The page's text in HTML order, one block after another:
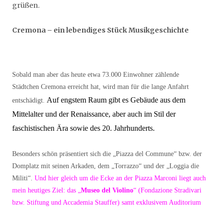
grüßen.
Cremona – ein lebendiges Stück Musikgeschichte
Sobald man aber das heute etwa 73.000 Einwohner zählende
Städtchen Cremona erreicht hat, wird man für die lange Anfahrt
entschädigt. Auf engstem Raum gibt es Gebäude aus dem
Mittelalter und der Renaissance, aber auch im Stil der
faschistischen Ära sowie des 20. Jahrhunderts.
Besonders schön präsentiert sich die „Piazza del Commune“ bzw. der
Domplatz mit seinen Arkaden, dem „Torrazzo“ und der „Loggia die
Militi“. Und hier gleich um die Ecke an der Piazza Marconi liegt auch
mein heutiges Ziel: das „ Museo del Violino“ (Fondazione Stradivari
bzw. Stiftung und Accademia Stauffer) samt exklusivem Auditorium